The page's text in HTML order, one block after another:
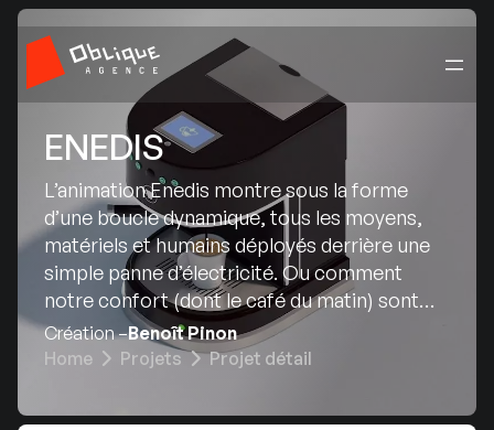
Home Projets Projet détail
ENEDIS
L’animation Enedis montre sous la forme
d’une boucle dynamique, tous les moyens,
matériels et humains déployés derrière une
simple panne d’électricité. Ou comment
notre confort (dont le café du matin) sont
une des priorités d’Enedis.
Création –Benoît Pinon